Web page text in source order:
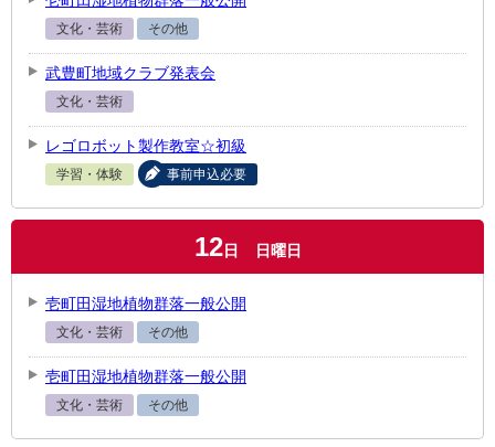
文化・芸術 その他
武豊町地域クラブ発表会
文化・芸術
レゴロボット製作教室☆初級
学習・体験 事前申込必要
12日 日曜日
壱町田湿地植物群落一般公開
文化・芸術 その他
壱町田湿地植物群落一般公開
文化・芸術 その他